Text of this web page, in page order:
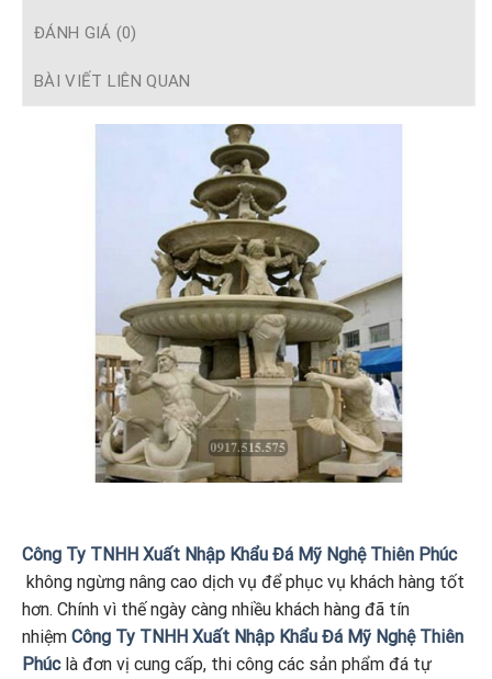
ĐÁNH GIÁ (0)
BÀI VIẾT LIÊN QUAN
Công Ty TNHH Xuất Nhập Khẩu Đá Mỹ Nghệ Thiên Phúc
không ngừng nâng cao dịch vụ để phục vụ khách hàng tốt
hơn. Chính vì thế ngày càng nhiều khách hàng đã tín
nhiệm Công Ty TNHH Xuất Nhập Khẩu Đá Mỹ Nghệ Thiên
Phúclà đơn vị cung cấp, thi công các sản phẩm đá tự